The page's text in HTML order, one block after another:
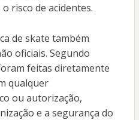
risco de acidentes.
de skate também
oficiais. Segundo
feitas diretamente
qualquer
ou autorização,
e a segurança do